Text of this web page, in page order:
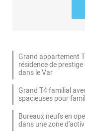
Grand appartement
résidence de
dans le Var
Grand T4 familial
spacieuses pour
Bureaux neufs en
dans une zone